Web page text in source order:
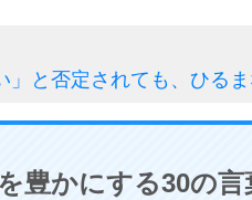
」と否定されても、ひる
豊かにする30の言